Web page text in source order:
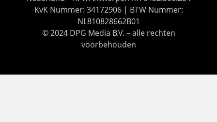
KvK Nummer: 34172906 | BTW Nummer:
NL810828662B01
© 2024 DPG Media B.V. – alle rechten
voorbehouden